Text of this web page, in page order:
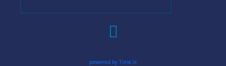

powered by Time.is